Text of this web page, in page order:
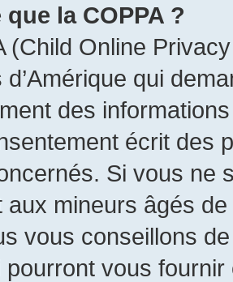
que la COPPA ?
(Child Online
d’Amérique qui
des
écrit des
Si vous ne
aux mineurs âgés
vous conseillons
pourront vous